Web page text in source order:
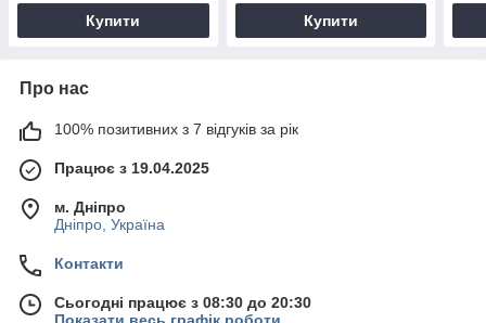
Купити Купити
Про нас
100% позитивних з 7 відгуків за рік
Працює з 19.04.2025
м. Дніпро
Дніпро, Україна
Контакти
Сьогодні працює з 08:30 до 20:30